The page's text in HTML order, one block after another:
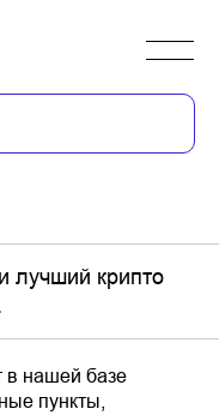
лучший крипто
в нашей базе
пункты,